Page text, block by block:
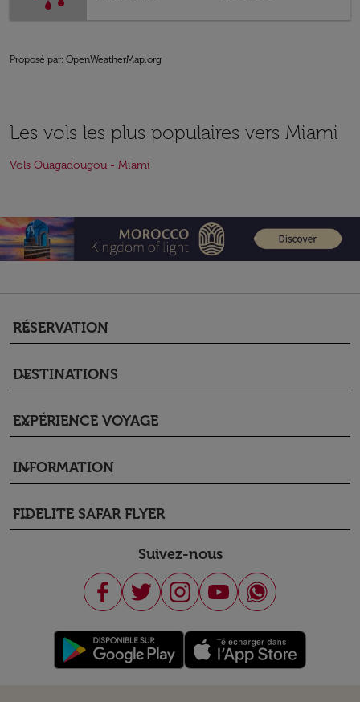
Proposé par: OpenWeatherMap.org
Les vols les plus populaires vers Miami
Vols Ouagadougou - Miami
RÉSERVATION
keyboard_arrow_down
DESTINATIONS
keyboard_arrow_down
EXPÉRIENCE VOYAGE
keyboard_arrow_down
INFORMATION
keyboard_arrow_down
FIDELITE SAFAR FLYER
keyboard_arrow_down
Suivez-nous